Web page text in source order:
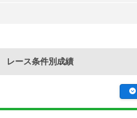
レース条件別成績